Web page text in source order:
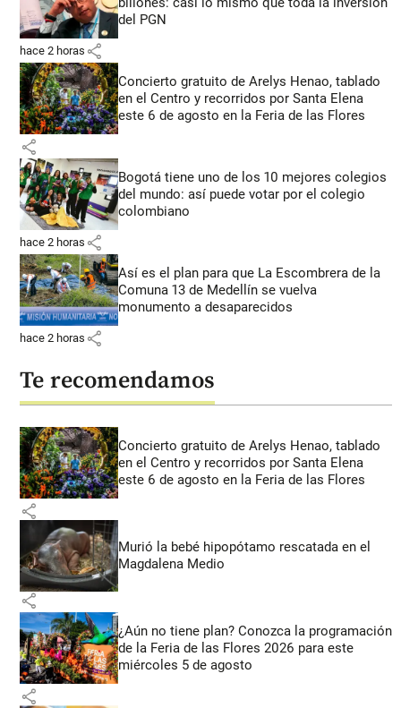
del PGN
hace 2 horas share
Concierto gratuito de Arelys Henao, tablado
en el Centro y recorridos por Santa Elena
este 6 de agosto en la Feria de las Flores
share
Bogotá tiene uno de los 10 mejores colegios
del mundo: así puede votar por el colegio
colombiano
hace 2 horas share
Así es el plan para que La Escombrera de la
Comuna 13 de Medellín se vuelva
monumento a desaparecidos
hace 2 horas share
Te recomendamos
Concierto gratuito de Arelys Henao, tablado
en el Centro y recorridos por Santa Elena
este 6 de agosto en la Feria de las Flores
share
Murió la bebé hipopótamo rescatada en el
Magdalena Medio
share
¿Aún no tiene plan? Conozca la programación
de la Feria de las Flores 2026 para este
miércoles 5 de agosto
share